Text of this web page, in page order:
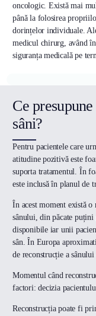
oncologic. Există mai
până la folosirea
dorințelor individuale.
medicul chirurg, având
siguranța medicală pe
Ce
sâni?
Pentru pacientele care
atitudine pozitivă este
suporta tratamentul. În
este inclusă în planul de
În acest moment există
sânului, din păcate puțini
disponibile iar unii
sân. În Europa
de reconstrucție a
Momentul când
factori: decizia
Reconstrucția poate fi